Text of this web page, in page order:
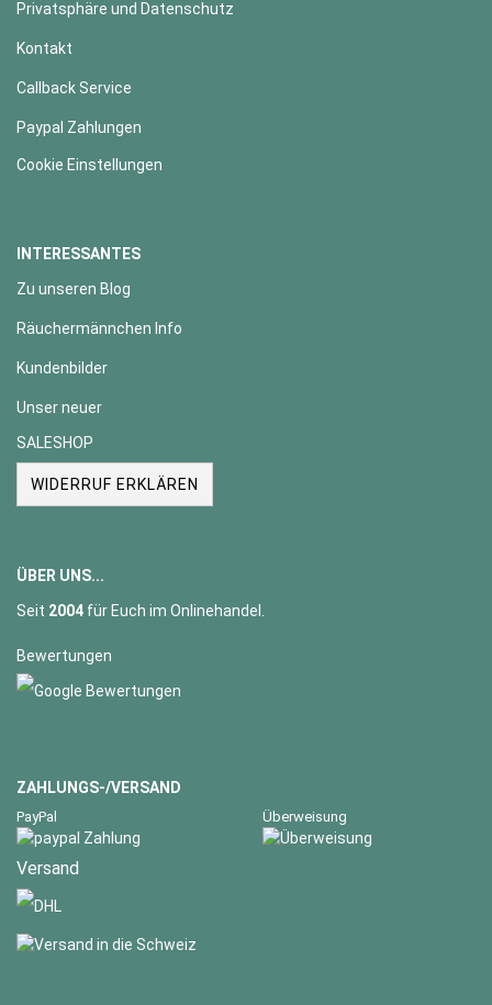
Privatsphäre und Datenschutz
Kontakt
Callback Service
Paypal Zahlungen
Cookie Einstellungen
INTERESSANTES
Zu unseren Blog
Räuchermännchen Info
Kundenbilder
Unser neuer
SALESHOP
WIDERRUF ERKLÄREN
ÜBER UNS...
Seit 2004 für Euch im Onlinehandel.
Bewertungen
ZAHLUNGS-/VERSAND
PayPal Überweisung
Versand